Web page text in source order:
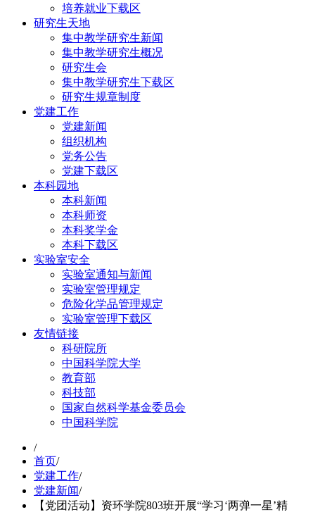
培养就业下载区
研究生天地
集中教学研究生新闻
集中教学研究生概况
研究生会
集中教学研究生下载区
研究生规章制度
党建工作
党建新闻
组织机构
党务公告
党建下载区
本科园地
本科新闻
本科师资
本科奖学金
本科下载区
实验室安全
实验室通知与新闻
实验室管理规定
危险化学品管理规定
实验室管理下载区
友情链接
科研院所
中国科学院大学
教育部
科技部
国家自然科学基金委员会
中国科学院
/
首页/
党建工作/
党建新闻/
【党团活动】资环学院803班开展“学习‘两弹一星’精